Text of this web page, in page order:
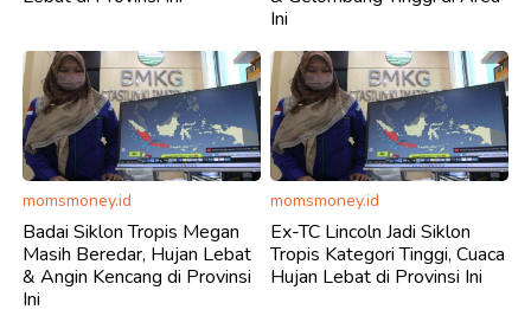
Ini
momsmoney.id
Badai Siklon Tropis Megan
Masih Beredar, Hujan Lebat
& Angin Kencang di Provinsi
Ini
momsmoney.id
Ex-TC Lincoln Jadi Siklon
Tropis Kategori Tinggi, Cuaca
Hujan Lebat di Provinsi Ini